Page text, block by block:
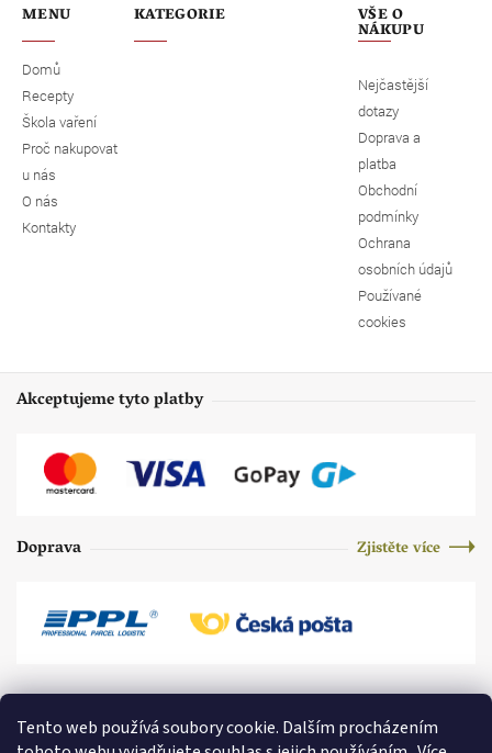
Tento web používá soubory cookie. Dalším procházením
MENU
Domů
Recepty
Škola vaření
Proč nakupovat
u nás
O nás
Kontakty
KATEGORIE VŠE O
NÁKUPU
Nejčastější
dotazy
Doprava a
platba
Obchodní
podmínky
Ochrana
osobních údajů
Používané
cookies
Akceptujeme tyto platby
Doprava Zjistěte více